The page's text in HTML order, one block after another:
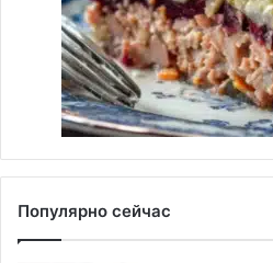
Популярно сейчас